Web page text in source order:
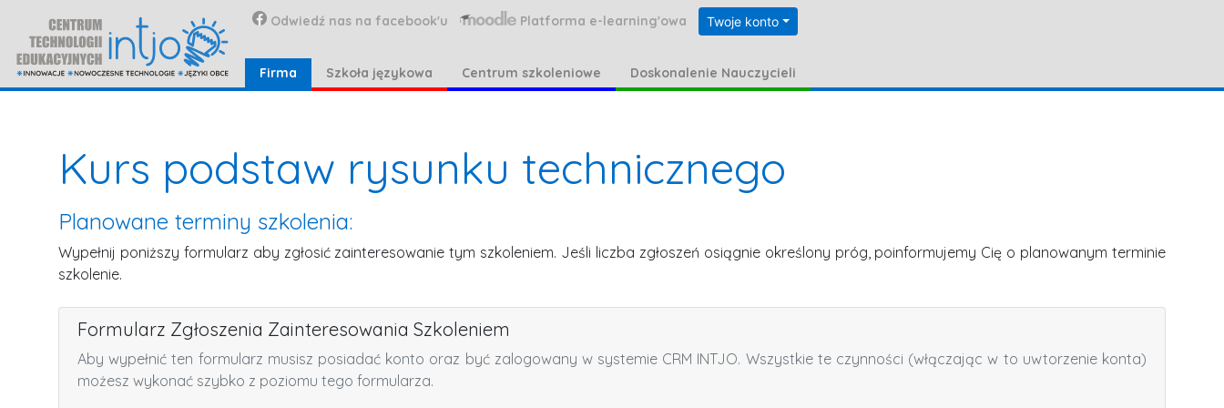
Firma Szkoła językowa Centrum szkoleniowe Doskonalenie Nauczycieli
Odwiedź nas na facebook'u Platforma e-learning'owa Twoje konto
Kurs podstaw rysunku technicznego
Planowane terminy szkolenia:
Wypełnij poniższy formularz aby zgłosić zainteresowanie tym szkoleniem. Jeśli liczba zgłoszeń osiągnie określony próg, poinformujemy Cię o planowanym terminie
szkolenie.
Formularz Zgłoszenia Zainteresowania Szkoleniem
Aby wypełnić ten formularz musisz posiadać konto oraz być zalogowany w systemie CRM INTJO. Wszystkie te czynności (włączając w to uwtorzenie konta)
możesz wykonać szybko z poziomu tego formularza.